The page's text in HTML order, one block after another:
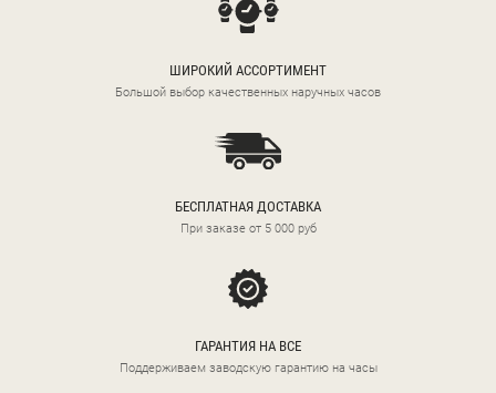
ШИРОКИЙ АССОРТИМЕНТ
Большой выбор качественных наручных часов
БЕСПЛАТНАЯ ДОСТАВКА
При заказе от 5 000 руб
ГАРАНТИЯ НА ВСЕ
Поддерживаем заводскую гарантию на часы